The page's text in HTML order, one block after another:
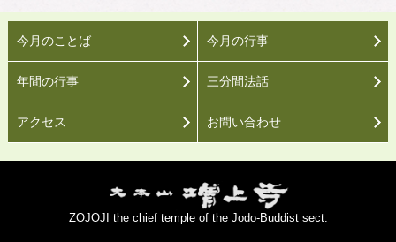
今月のことば 今月の行事
年間の行事 三分間法話
アクセス お問い合わせ
ZOJOJI the chief temple of the Jodo-Buddist sect.